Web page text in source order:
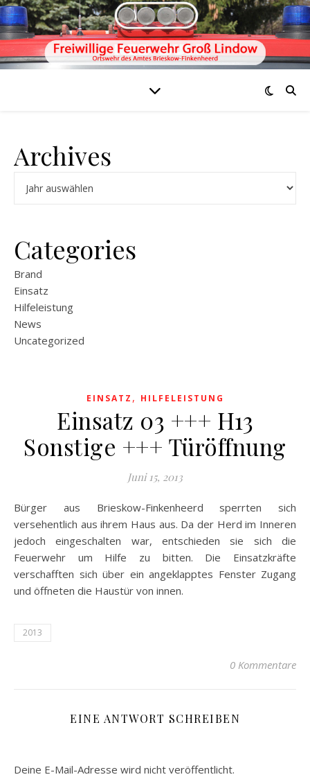
Archives
Categories
Brand
Einsatz
Hilfeleistung
News
Uncategorized
EINSATZ , HILFELEISTUNG
Einsatz 03 +++ H13
Sonstige +++ Türöffnung
Juni 15, 2013
Bürger aus Brieskow-Finkenheerd sperrten sich
versehentlich aus ihrem Haus aus. Da der Herd im Inneren
jedoch eingeschalten war, entschieden sie sich die
Feuerwehr um Hilfe zu bitten. Die Einsatzkräfte
verschafften sich über ein angeklapptes Fenster Zugang
und öffneten die Haustür von innen.
2013
0 Kommentare
EINE ANTWORT SCHREIBEN
Deine E-Mail-Adresse wird nicht veröffentlicht.